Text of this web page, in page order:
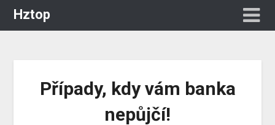
Hztop
Případy, kdy vám banka
nepůjčí!